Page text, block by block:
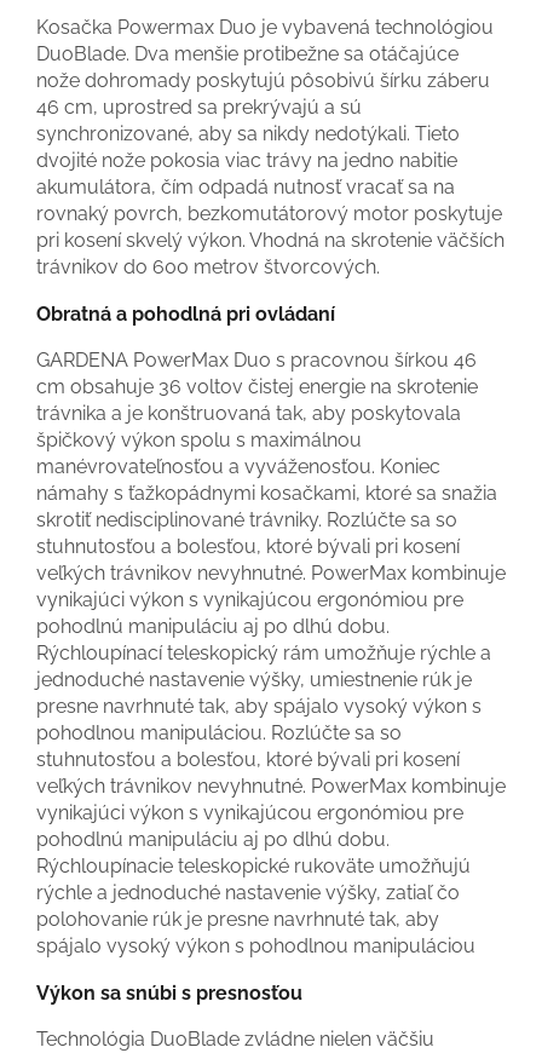
Kosačka Powermax Duo je vybavená technológiou
DuoBlade. Dva menšie protibežne sa otáčajúce
nože dohromady poskytujú pôsobivú šírku záberu
46 cm, uprostred sa prekrývajú a sú
synchronizované, aby sa nikdy nedotýkali. Tieto
dvojité nože pokosia viac trávy na jedno nabitie
akumulátora, čím odpadá nutnosť vracať sa na
rovnaký povrch, bezkomutátorový motor poskytuje
pri kosení skvelý výkon. Vhodná na skrotenie väčších
trávnikov do 600 metrov štvorcových.
Obratná a pohodlná pri ovládaní
GARDENA PowerMax Duo s pracovnou šírkou 46
cm obsahuje 36 voltov čistej energie na skrotenie
trávnika a je konštruovaná tak, aby poskytovala
špičkový výkon spolu s maximálnou
manévrovateľnosťou a vyváženosťou. Koniec
námahy s ťažkopádnymi kosačkami, ktoré sa snažia
skrotiť nedisciplinované trávniky. Rozlúčte sa so
stuhnutosťou a bolesťou, ktoré bývali pri kosení
veľkých trávnikov nevyhnutné. PowerMax kombinuje
vynikajúci výkon s vynikajúcou ergonómiou pre
pohodlnú manipuláciu aj po dlhú dobu.
Rýchloupínací teleskopický rám umožňuje rýchle a
jednoduché nastavenie výšky, umiestnenie rúk je
presne navrhnuté tak, aby spájalo vysoký výkon s
pohodlnou manipuláciou. Rozlúčte sa so
stuhnutosťou a bolesťou, ktoré bývali pri kosení
veľkých trávnikov nevyhnutné. PowerMax kombinuje
vynikajúci výkon s vynikajúcou ergonómiou pre
pohodlnú manipuláciu aj po dlhú dobu.
Rýchloupínacie teleskopické rukoväte umožňujú
rýchle a jednoduché nastavenie výšky, zatiaľ čo
polohovanie rúk je presne navrhnuté tak, aby
spájalo vysoký výkon s pohodlnou manipuláciou
Výkon sa snúbi s presnosťou
Technológia DuoBlade zvládne nielen väčšiu